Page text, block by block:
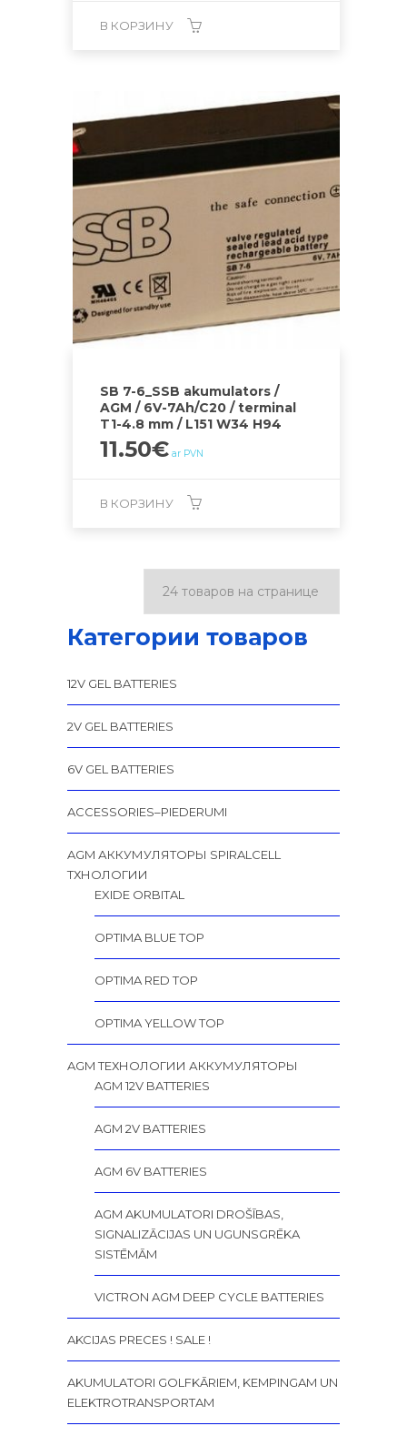
В КОРЗИНУ
SB 7-6_SSB akumulators /
AGM / 6V-7Ah/C20 / terminal
T1-4.8 mm / L151 W34 H94
11.50€ ar PVN
В КОРЗИНУ
Категории товаров
12V GEL BATTERIES
2V GEL BATTERIES
6V GEL BATTERIES
ACCESSORIES–PIEDERUMI
AGM АККУМУЛЯТОРЫ SPIRALCELL
TХНОЛОГИИ
EXIDE ORBITAL
OPTIMA BLUE TOP
OPTIMA RED TOP
OPTIMA YELLOW TOP
AGM ТЕХНОЛОГИИ АККУМУЛЯТОРЫ
AGM 12V BATTERIES
AGM 2V BATTERIES
AGM 6V BATTERIES
AGM AKUMULATORI DROŠĪBAS,
SIGNALIZĀCIJAS UN UGUNSGRĒKA
SISTĒMĀM
VICTRON AGM DEEP CYCLE BATTERIES
AKCIJAS PRECES ! SALE !
AKUMULATORI GOLFKĀRIEM, KEMPINGAM UN
ELEKTROTRANSPORTAM